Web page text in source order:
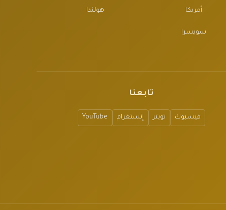
أمريكا هولندا
سويسرا
تابعنا
فيسبوك تويتر إنستغرام YouTube